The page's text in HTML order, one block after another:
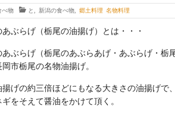
べ物 と 新潟の食べ物 郷土料理 名物料理
あぶらげ（栃尾の油揚げ）とは・・・
あぶらげ（栃尾のあぶらあげ・あぶらげ・
市栃尾の名物油揚げ。
揚げの約三倍ほどにもなる大きさの油揚げ
をそえて醤油をかけて頂く。